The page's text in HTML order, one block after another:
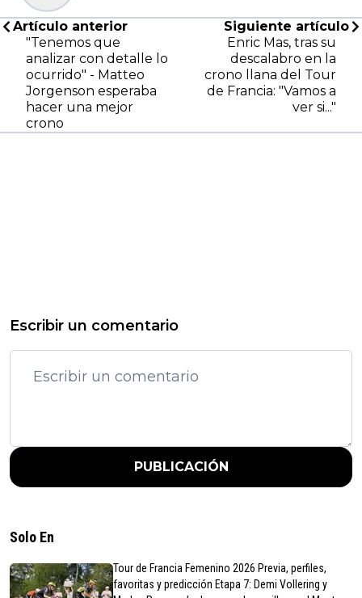
Artículo anterior
"Tenemos que
analizar con detalle lo
ocurrido" - Matteo
Jorgenson esperaba
hacer una mejor
crono
Siguiente artículo
Enric Mas, tras su
descalabro en la
crono llana del Tour
de Francia: "Vamos a
ver si..."
Escribir un comentario
PUBLICACIÓN
Solo En
Tour de Francia Femenino 2026 Previa, perfiles,
favoritas y predicción Etapa 7: Demi Vollering y